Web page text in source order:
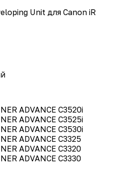
Unit для Canon iR
ADVANCE C3520i
ADVANCE C3525i
ADVANCE C3530i
ADVANCE C3325
ADVANCE C3320
ADVANCE C3330